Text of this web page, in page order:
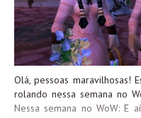
Olá, pessoas maravilhosas!
rolando nessa semana no
Nessa semana no WoW: E